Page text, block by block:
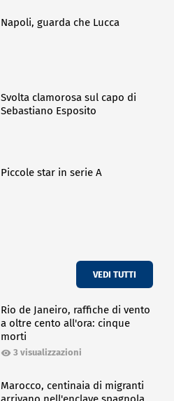
Napoli, guarda che Lucca
Svolta clamorosa sul capo di
Sebastiano Esposito
Piccole star in serie A
VEDI TUTTI
Rio de Janeiro, raffiche di vento
a oltre cento all'ora: cinque
morti
3 visualizzazioni
Marocco, centinaia di migranti